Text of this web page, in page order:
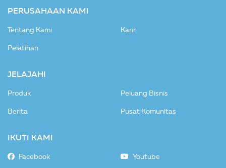
PERUSAHAAN KAMI
Tentang Kami Karir
Pelatihan
JELAJAHI
Produk Peluang Bisnis
Berita Pusat Komunitas
IKUTI KAMI
Facebook Youtube